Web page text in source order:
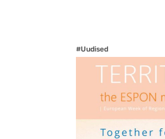
#Uudised